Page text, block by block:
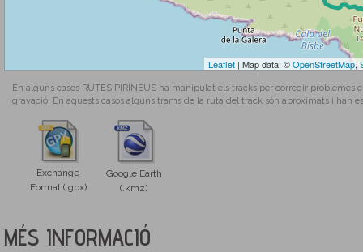
Leaflet | Map data: ©OpenStreetMap,
En alguns casos RUTES PIRINEUS ha manipulat els tracks per corregir problemes
gravació. En aquests casos alguns trams de la ruta del track són aproximats i han
Exchange
Format (.gpx)
Google Earth
(.kmz)
MÉS INFORMACIÓ